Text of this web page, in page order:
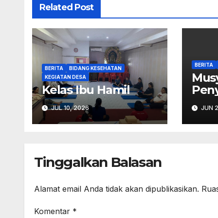
Related Post
BERITA
BIDANG KESEHATAN
KEGIATAN DESA
Kelas Ibu Hamil
JUL 10, 2026
BERITA
JUN
Tinggalkan Balasan
Alamat email Anda tidak akan dipublikasikan.
Komentar *